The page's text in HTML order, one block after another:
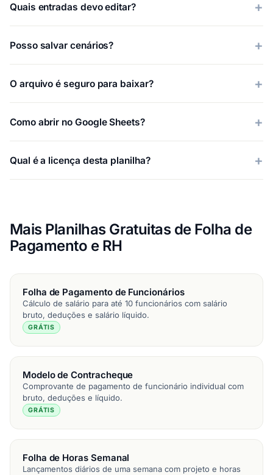
Quais entradas devo editar?
Posso salvar cenários?
O arquivo é seguro para baixar?
Como abrir no Google Sheets?
Qual é a licença desta planilha?
Mais Planilhas Gratuitas de Folha de
Pagamento e RH
Folha de Pagamento de Funcionários
Cálculo de salário para até 10 funcionários com salário
bruto, deduções e salário líquido.
GRÁTIS
Modelo de Contracheque
Comprovante de pagamento de funcionário individual com
bruto, deduções e líquido.
GRÁTIS
Folha de Horas Semanal
Lançamentos diários de uma semana com projeto e horas